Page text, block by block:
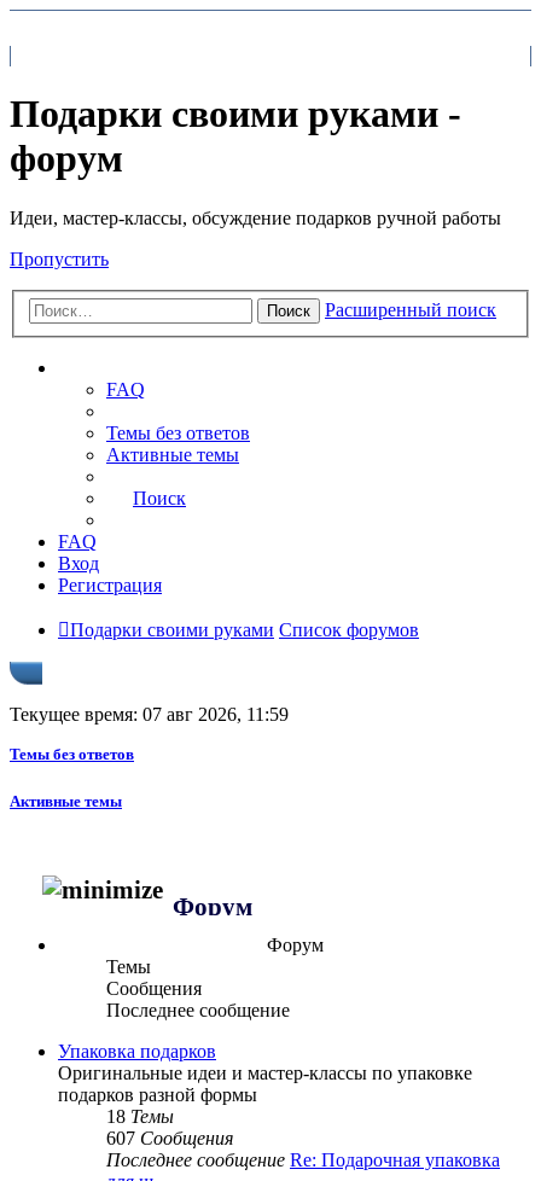
Подарки своими руками -
форум
Идеи, мастер-классы, обсуждение подарков ручной работы
Пропустить
Поиск Расширенный поиск
FAQ
Темы без ответов
Активные темы
Поиск
FAQ
Вход
Регистрация
Подарки своими руками Список форумов
Текущее время: 07 авг 2026, 11:59
Темы без ответов
Активные темы
Форум
Форум
Темы
Сообщения
Последнее сообщение
Упаковка подарков
Оригинальные идеи и мастер-классы по упаковке
подарков разной формы
18 Темы
607 Сообщения
Последнее сообщение Re: Подарочная упаковка